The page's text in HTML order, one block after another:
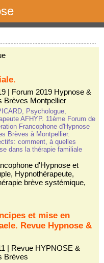
| Forum 2019 Hypnose &
Brèves Montpellier
Psychologue,
AFHYP. 11ème Forum de
Francophone d'Hypnose
Brèves à Montpellier.
comment, à quelles
dans la thérapie familiale
d'Hypnose et
, Hypnothérapeute,
brève systémique,
et mise en
Revue Hypnose &
| Revue HYPNOSE &
Brèves